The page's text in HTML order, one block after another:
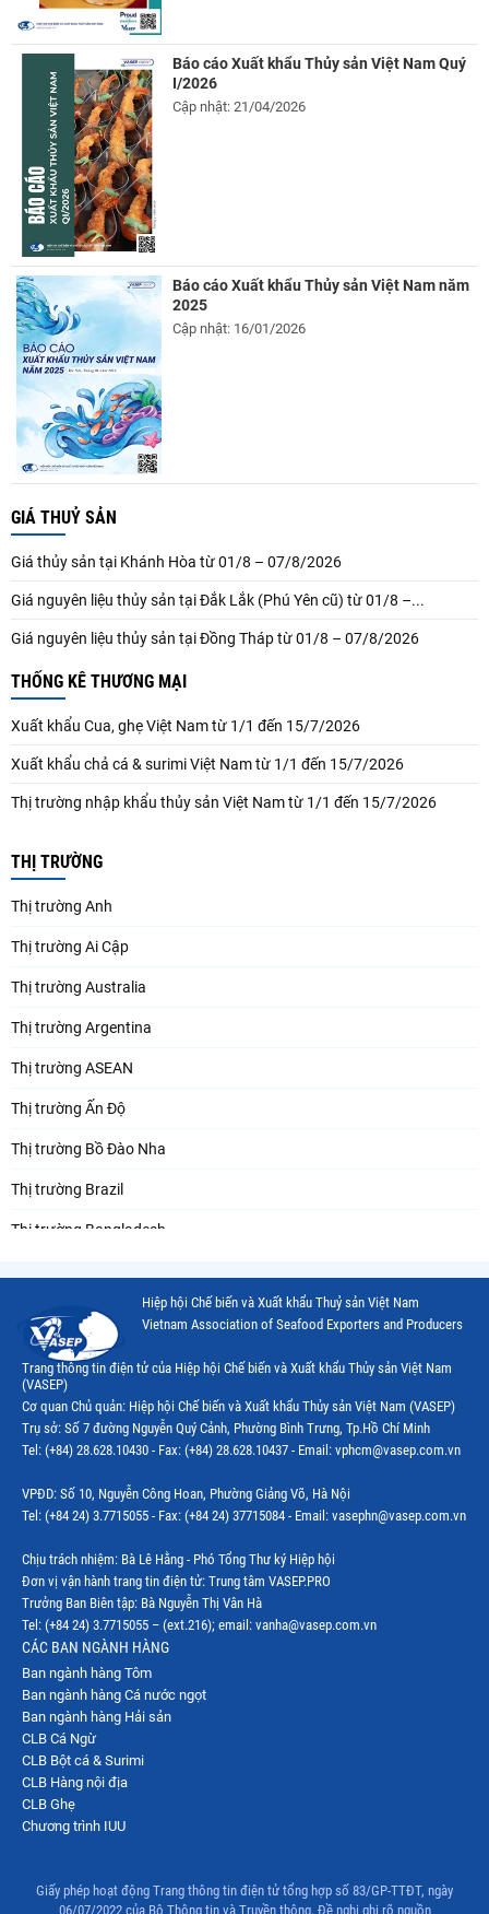
Báo cáo Xuất khẩu Thủy sản Việt Nam Quý
I/2026
Cập nhật: 21/04/2026
Báo cáo Xuất khẩu Thủy sản Việt Nam năm
2025
Cập nhật: 16/01/2026
GIÁ THUỶ SẢN
Giá thủy sản tại Khánh Hòa từ 01/8 – 07/8/2026
Giá nguyên liệu thủy sản tại Đắk Lắk (Phú Yên cũ) từ 01/8 –...
Giá nguyên liệu thủy sản tại Đồng Tháp từ 01/8 – 07/8/2026
THỐNG KÊ THƯƠNG MẠI
Xuất khẩu Cua, ghẹ Việt Nam từ 1/1 đến 15/7/2026
Xuất khẩu chả cá & surimi Việt Nam từ 1/1 đến 15/7/2026
Thị trường nhập khẩu thủy sản Việt Nam từ 1/1 đến 15/7/2026
THỊ TRƯỜNG
Thị trường Anh
Thị trường Ai Cập
Thị trường Australia
Thị trường Argentina
Thị trường ASEAN
Thị trường Ấn Độ
Thị trường Bồ Đào Nha
Thị trường Brazil
Thị trường Bangladesh
Thị trường Canada
Thị trường Ecuador
Thị trường EU
Thị trường Indonesia
Thị trường Mỹ
Thị trường Nga
Thị trường Hàn Quốc
Thị trường Nhật Bản
Thị trường Thái Lan
Thị trường Trung Quốc
Thị trường Philippines
Thị trường Tây Ban Nha
Thị trường thủy sản khác
Hiệp hội Chế biến và Xuất khẩu Thuỷ sản Việt Nam
Vietnam Association of Seafood Exporters and Producers
Trang thông tin điện tử của Hiệp hội Chế biến và Xuất khẩu Thủy sản Việt Nam
(VASEP)
Cơ quan Chủ quản: Hiệp hội Chế biến và Xuất khẩu Thủy sản Việt Nam (VASEP)
Trụ sở: Số 7 đường Nguyễn Quý Cảnh, Phường Bình Trưng, Tp.Hồ Chí Minh
Tel: (+84) 28.628.10430 - Fax: (+84) 28.628.10437 - Email: vphcm@vasep.com.vn
VPĐD: Số 10, Nguyễn Công Hoan, Phường Giảng Võ, Hà Nội
Tel: (+84 24) 3.7715055 - Fax: (+84 24) 37715084 - Email: vasephn@vasep.com.vn
Chịu trách nhiệm: Bà Lê Hằng - Phó Tổng Thư ký Hiệp hội
Đơn vị vận hành trang tin điện tử: Trung tâm VASEP.PRO
Trưởng Ban Biên tập: Bà Nguyễn Thị Vân Hà
Tel: (+84 24) 3.7715055 – (ext.216); email: vanha@vasep.com.vn
CÁC BAN NGÀNH HÀNG
Ban ngành hàng Tôm
Ban ngành hàng Cá nước ngọt
Ban ngành hàng Hải sản
CLB Cá Ngừ
CLB Bột cá & Surimi
CLB Hàng nội địa
CLB Ghẹ
Chương trình IUU
Giấy phép hoạt động Trang thông tin điện tử tổng hợp số 83/GP-TTĐT, ngày
06/07/2022 của Bộ Thông tin và Truyền thông. Đề nghị ghi rõ nguồn